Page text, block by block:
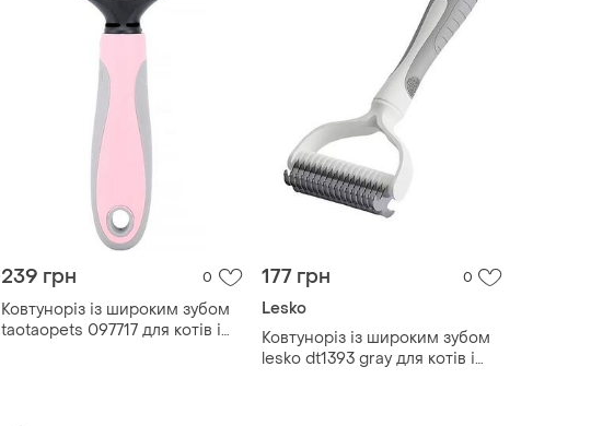
239 грн 0
Ковтуноріз із широким зубом
taotaopets 097717 для котів і
177 грн 0
Lesko
Ковтуноріз із широким зубом
lesko dt1393 gray для котів і